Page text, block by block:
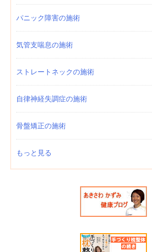
パニック障害の施術
気管支喘息の施術
ストレートネックの施術
自律神経失調症の施術
骨盤矯正の施術
もっと見る